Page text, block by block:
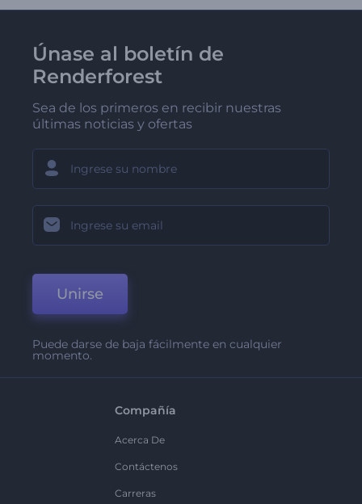
Únase al boletín de
Renderforest
Sea de los primeros en recibir nuestras
últimas noticias y ofertas
Unirse
Puede darse de baja fácilmente en cualquier
momento.
Compañía
Acerca De
Contáctenos
Carreras